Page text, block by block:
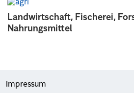
Landwirtschaft, Fischerei,
Nahrungsmittel
Impressum